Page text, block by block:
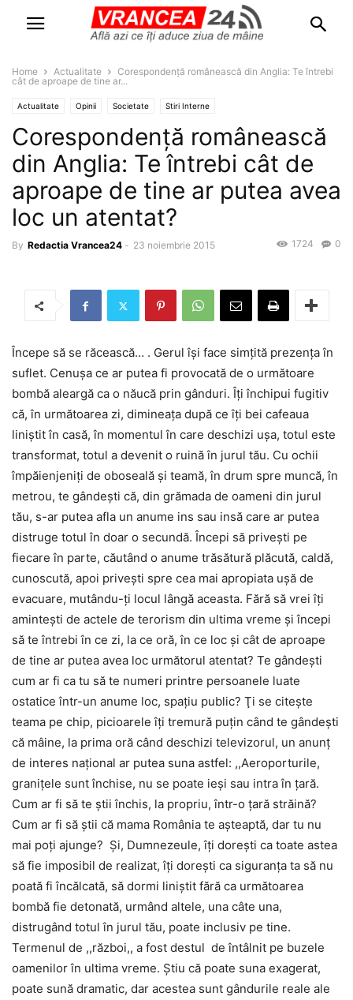
Home Actualitate
Corespondenţă românească din Anglia: Te întrebi
cât de aproape de tine ar...
Actualitate Opinii Societate Stiri Interne
Corespondenţă românească
din Anglia: Te întrebi cât de
aproape de tine ar putea avea
loc un atentat?
By Redactia Vrancea24 - 23 noiembrie 2015 0
1724
Începe să se răcească… . Gerul îşi face simţită prezenţa în
suflet. Cenuşa ce ar putea fi provocată de o următoare
bombă aleargă ca o năucă prin gânduri. Îţi închipui fugitiv
că, în următoarea zi, dimineaţa după ce îţi bei cafeaua
liniştit în casă, în momentul în care deschizi uşa, totul este
transformat, totul a devenit o ruină în jurul tău. Cu ochii
împăienjeniţi de oboseală şi teamă, în drum spre muncă, în
metrou, te gândeşti că, din grămada de oameni din jurul
tău, s-ar putea afla un anume ins sau insă care ar putea
distruge totul în doar o secundă. Începi să priveşti pe
fiecare în parte, căutând o anume trăsătură plăcută, caldă,
cunoscută, apoi priveşti spre cea mai apropiata uşă de
evacuare, mutându-ţi locul lângă aceasta. Fără să vrei îţi
aminteşti de actele de terorism din ultima vreme şi începi
să te întrebi în ce zi, la ce oră, în ce loc şi cât de aproape
de tine ar putea avea loc următorul atentat? Te gândeşti
cum ar fi ca tu să te numeri printre persoanele luate
ostatice într-un anume loc, spaţiu public? Ţi se citeşte
teama pe chip, picioarele îţi tremură puţin când te gândeşti
că mâine, la prima oră când deschizi televizorul, un anunţ
de interes naţional ar putea suna astfel: ,,Aeroporturile,
graniţele sunt închise, nu se poate ieşi sau intra în ţară.
Cum ar fi să te ştii închis, la propriu, într-o ţară străină?
Cum ar fi să ştii că mama România te aşteaptă, dar tu nu
mai poţi ajunge? Şi, Dumnezeule, îţi doreşti ca toate astea
să fie imposibil de realizat, îţi doreşti ca siguranţa ta să nu
poată fi încălcată, să dormi liniştit fără ca următoarea
bombă fie detonată, urmând altele, una câte una,
distrugând totul în jurul tău, poate inclusiv pe tine.
Termenul de ,,război,, a fost destul de întâlnit pe buzele
oamenilor în ultima vreme. Ştiu că poate suna exagerat,
poate sună dramatic, dar acestea sunt gândurile reale ale